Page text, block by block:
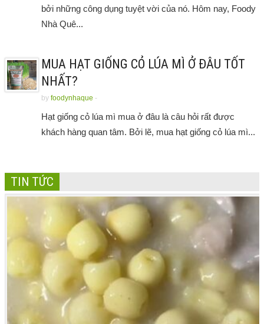
bởi những công dụng tuyệt vời của nó. Hôm nay, Foody
Nhà Quê...
MUA HẠT GIỐNG CỎ LÚA MÌ Ở ĐÂU TỐT
NHẤT?
by foodynhaque -
Hạt giống cỏ lúa mì mua ở đâu là câu hỏi rất được
khách hàng quan tâm. Bởi lẽ, mua hạt giống cỏ lúa mì...
TIN TỨC